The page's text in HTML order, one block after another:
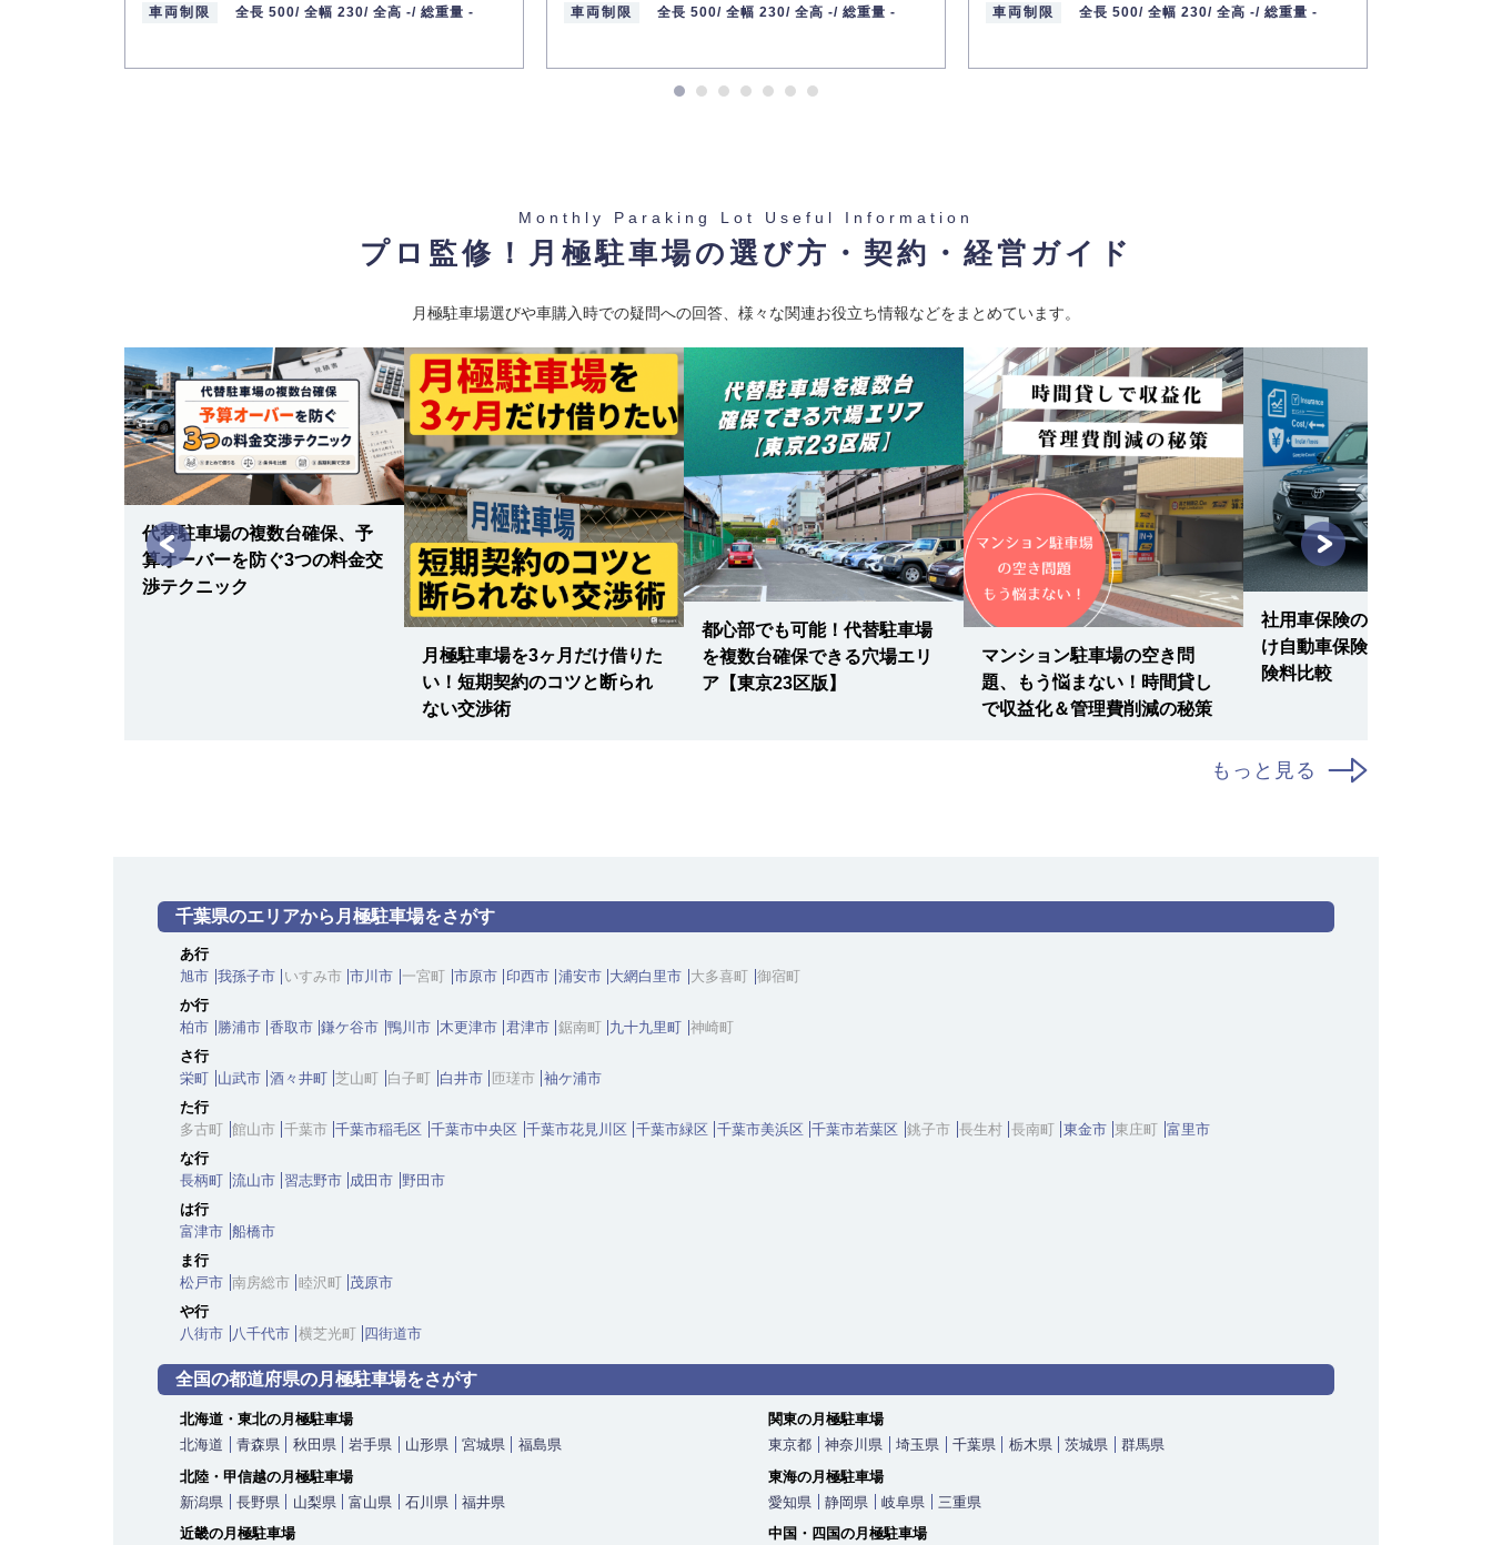
入出庫可能時間
24時間
車両制限
全長 500/ 全幅 230/ 全高 -/ 総重量 -
全長 500/ 全幅 230/ 全高 -/ 総重量 -
物井1972駐車場【物件ID 611647】
月極賃料：8,800円
所在地
千葉県四街道市物井1972-127
入出庫可能時間
24時間
設備
平面
車両制限
全長 500/ 全幅 230/ 全高 -/ 総重量 -
最寄り駅
JR成田エクスプレス / 四街道駅 JR総武本線 / 四街道駅
10
車両制限
全長 500/ 全幅 230/ 全高 -/ 総重量 -
車両制限
全長 500/ 全幅 230/ 全高 -/ 総重量 -
車両制限
全長 500/ 全幅 230/ 全高 -/ 総重量 -
Monthly Paraking Lot Useful Information
プロ監修！月極駐車場の選び方・契約・経営ガイド
月極駐車場選びや車購入時での疑問への回答、様々な関連お役立ち情報などをまとめています。
代替駐車場の複数台確保、予
算オーバーを防ぐ3つの料金交
渉テクニック
月極駐車場を3ヶ月だけ借りた
い！短期契約のコツと断られ
ない交渉術
都心部でも可能！代替駐車場
を複数台確保できる穴場エリ
ア【東京23区版】
マンション駐車場の空き問
題、もう悩まない！時間貸し
で収益化＆管理費削減の秘策
社用車保険の選び方｜法人向
け自動車保険の補償内容と保
険料比較
もっと見る
千葉県のエリアから月極駐車場をさがす
あ行
旭市 我孫子市 いすみ市 市川市 一宮町 市原市 印西市 浦安市 大網白里市 大多喜町 御宿町
か行
柏市 勝浦市 香取市 鎌ケ谷市 鴨川市 木更津市 君津市 鋸南町 九十九里町 神崎町
さ行
栄町 山武市 酒々井町 芝山町 白子町 白井市 匝瑳市 袖ケ浦市
た行
多古町 館山市 千葉市 千葉市稲毛区 千葉市中央区 千葉市花見川区 千葉市緑区 千葉市美浜区 千葉市若葉区 銚子市 長生村 長南町 東金市 東庄町 富里市
な行
長柄町 流山市 習志野市 成田市 野田市
は行
富津市 船橋市
ま行
松戸市 南房総市 睦沢町 茂原市
や行
八街市 八千代市 横芝光町 四街道市
全国の都道府県の月極駐車場をさがす
北海道・東北の月極駐車場
北海道
青森県 秋田県 岩手県 山形県 宮城県 福島県
関東の月極駐車場
東京都
神奈川県 埼玉県 千葉県 栃木県 茨城県
群馬県
北陸・甲信越の月極駐車場
新潟県
長野県 山梨県 富山県 石川県 福井県
東海の月極駐車場
愛知県
静岡県 岐阜県
三重県
近畿の月極駐車場
中国・四国の月極駐車場